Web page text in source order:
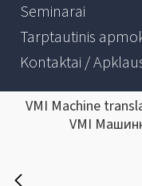
Seminarai
Tarptautinis
Kontaktai /
VMI Machine
VMI